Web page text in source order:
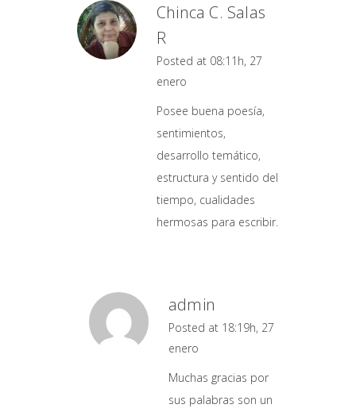
Chinca C. Salas
R
Posted at 08:11h, 27
enero
Posee buena poesía,
sentimientos,
desarrollo temático,
estructura y sentido del
tiempo, cualidades
hermosas para escribir.
admin
Posted at 18:19h, 27
enero
Muchas gracias por
sus palabras son un